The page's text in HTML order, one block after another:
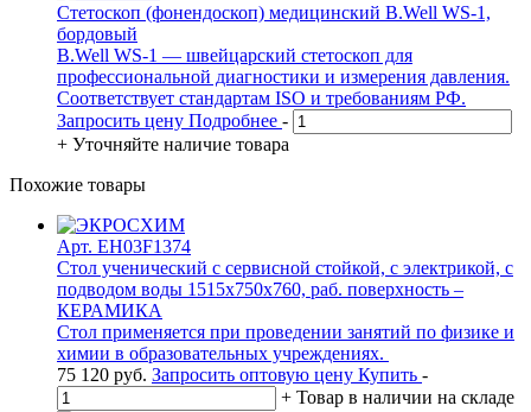
Стетоскоп (фонендоскоп) медицинский B.Well WS-1,
бордовый
B.Well WS-1 — швейцарский стетоскоп для
профессиональной диагностики и измерения давления.
Соответствует стандартам ISO и требованиям РФ.
Запросить цену Подробнее -
+ Уточняйте наличие товара
Похожие товары
Арт. EH03F1374
Стол ученический с сервисной стойкой, с электрикой, с
подводом воды 1515х750х760, раб. поверхность –
КЕРАМИКА
Стол применяется при проведении занятий по физике и
химии в образовательных учреждениях.
75 120 руб. Запросить оптовую цену Купить -
+ Товар в наличии на складе